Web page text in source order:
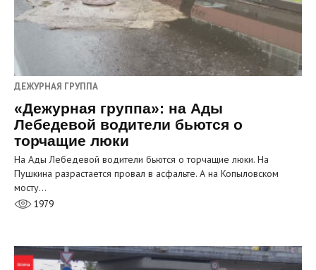
ДЕЖУРНАЯ ГРУППА
«Дежурная группа»: на Ады
Лебедевой водители бьются о
торчащие люки
На Ады Лебедевой водители бьются о торчащие люки. На
Пушкина разрастается провал в асфальте. А на Копыловском
мосту…
1979